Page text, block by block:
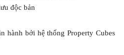
độc bản
hành bởi hệ thống Property Cubes